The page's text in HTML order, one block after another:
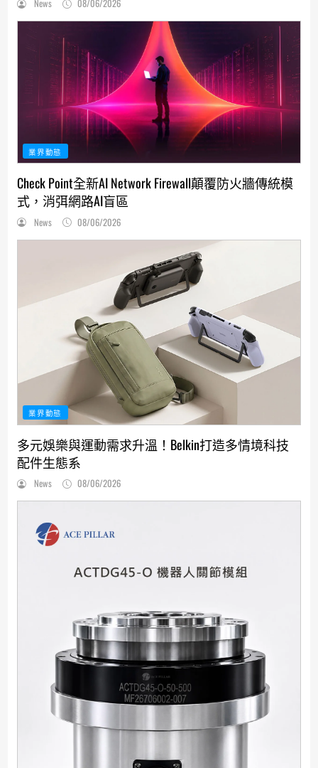
News 08/06/2026
業界動態
Check Point全新AI Network Firewall顛覆防火牆傳統模
式，消弭網路AI盲區
News 08/06/2026
業界動態
多元娛樂與運動需求升溫！Belkin打造多情境科技
配件生態系
News 08/06/2026